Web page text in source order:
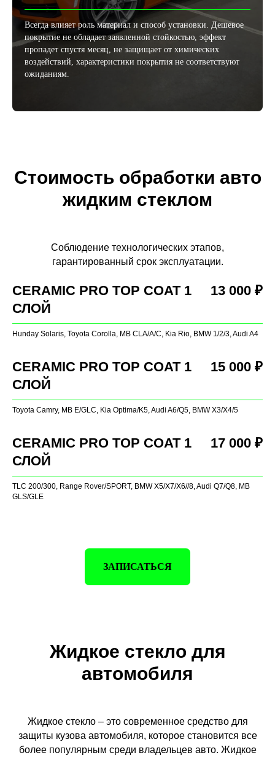
Всегда влияет роль материал и способ установки. Дешевое
покрытие не обладает заявленной стойкостью, эффект
пропадет спустя месяц, не защищает от химических
воздействий, характеристики покрытия не соответствуют
ожиданиям.
Стоимость обработки авто
жидким стеклом
Соблюдение технологических этапов,
гарантированный срок эксплуатации.
CERAMIC PRO TOP COAT 1
СЛОЙ
13 000 ₽
Hunday Solaris, Toyota Corolla, MB CLA/A/C, Kia Rio, BMW 1/2/3, Audi A4
CERAMIC PRO TOP COAT 1
СЛОЙ
15 000 ₽
Toyota Camry, MB E/GLC, Kia Optima/K5, Audi A6/Q5, BMW X3/X4/5
CERAMIC PRO TOP COAT 1
СЛОЙ
17 000 ₽
TLC 200/300, Range Rover/SPORT, BMW X5/X7/X6//8, Audi Q7/Q8, MB
GLS/GLE
ЗАПИСАТЬСЯ
Жидкое стекло для
автомобиля
Жидкое стекло – это современное средство для
защиты кузова автомобиля, которое становится все
более популярным среди владельцев авто. Жидкое